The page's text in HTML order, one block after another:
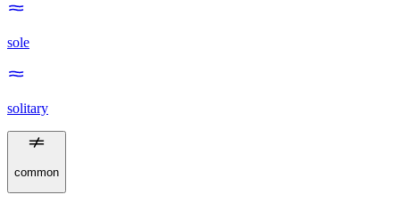
sole
solitary
common